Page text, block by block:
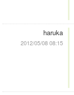
haruka
2012/05/08 08:15